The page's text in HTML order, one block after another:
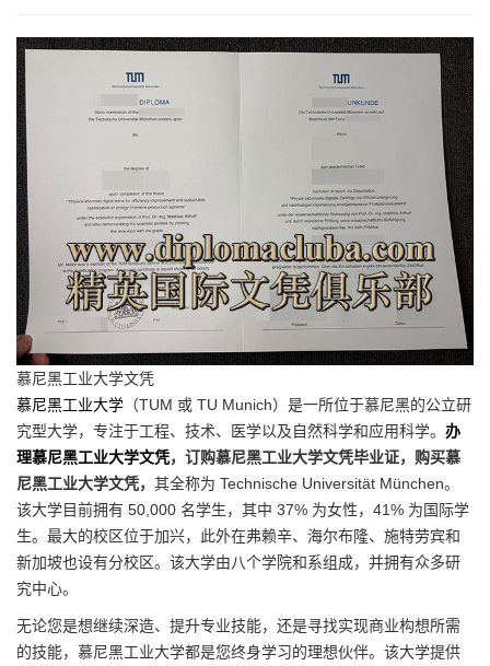
慕尼黑工业大学文凭
慕尼黑工业大学 （TUM 或 TU Munich）是一所位于慕尼黑的公立研
究型大学，专注于工程、技术、医学以及自然科学和应用科学。 办
理慕尼黑工业大学文凭，订购慕尼黑工业大学文凭毕业证，购买慕
尼黑工业大学文凭， 其全称为 Technische Universität München。
该大学目前拥有 50,000 名学生，其中 37% 为女性，41% 为国际学
生。最大的校区位于加兴，此外在弗赖辛、海尔布隆、施特劳宾和
新加坡也设有分校区。该大学由八个学院和系组成，并拥有众多研
究中心。
无论您是想继续深造、提升专业技能，还是寻找实现商业构想所需
的技能，慕尼黑工业大学都是您终身学习的理想伙伴。该大学提供